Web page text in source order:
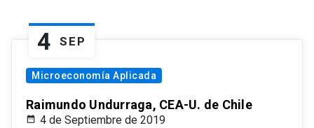
4 SEP
Microeconomía Aplicada
Raimundo Undurraga, CEA-U. de Chile
4 de Septiembre de 2019